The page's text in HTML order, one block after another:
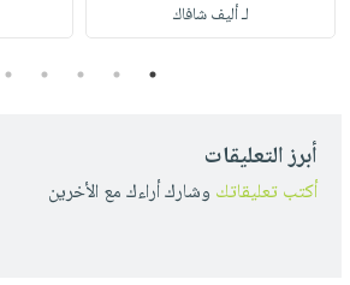
لـ أليف شافاك
1
2
3
4
5
أبرز التعليقات
أكتب تعليقاتك وشارك أراءك مع الأخرين